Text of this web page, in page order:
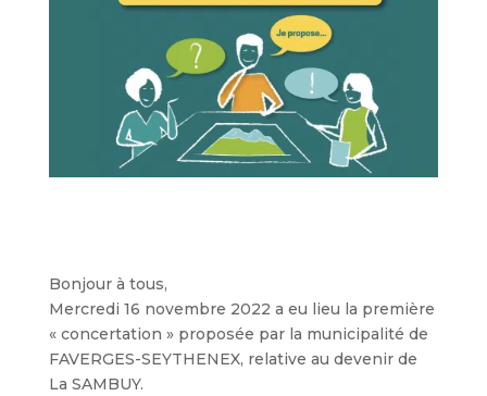
Bonjour à tous,
Mercredi 16 novembre 2022 a eu lieu la première
« concertation » proposée par la municipalité de
FAVERGES-SEYTHENEX, relative au devenir de
La SAMBUY.